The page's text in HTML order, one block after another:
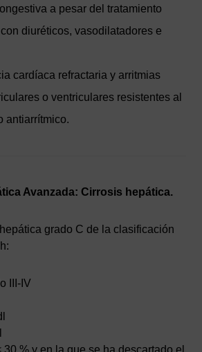
a pesar del tratamiento
diuréticos, vasodilatadores e
cardíaca refractaria y arritmias
o ventriculares resistentes al
antiarrítmico.
Avanzada: Cirrosis hepática.
grado C de la clasificación
III-IV
30 % y en la que se ha descartado el